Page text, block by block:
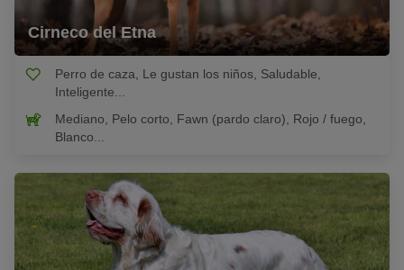
Cirneco del Etna
Perro de caza, Le gustan los niños, Saludable,
Inteligente...
Mediano, Pelo corto, Fawn (pardo claro), Rojo / fuego,
Blanco...